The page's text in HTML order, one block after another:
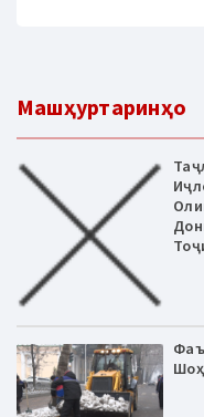
Машҳуртаринҳо